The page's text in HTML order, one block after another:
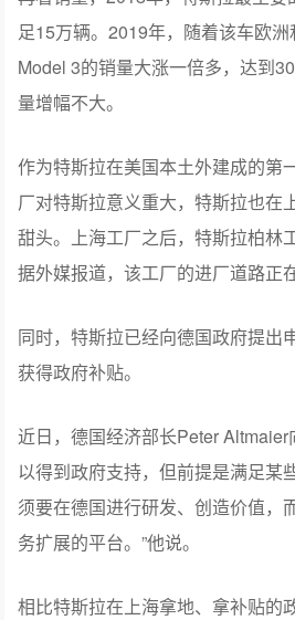
足15万辆。2019年，随着该车欧洲
Model 3的销量大涨一倍多，达到
量增幅不大。
作为特斯拉在美国本土外建成的第
厂对特斯拉意义重大，特斯拉也在
甜头。上海工厂之后，特斯拉柏林
据外媒报道，该工厂的进厂道路正
同时，特斯拉已经向德国政府提出
获得政府补贴。
近日，德国经济部长Peter
以得到政府支持，但前提是满足某
须要在德国进行研发、创造价值，
务扩展的平台。”他说。
相比特斯拉在上海拿地、拿补贴的